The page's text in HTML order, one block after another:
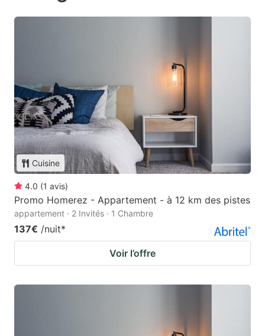
Cuisine
4.0 (1 avis)
Promo Homerez - Appartement - à 12 km des pistes
appartement · 2 Invités · 1 Chambre
137€ /nuit*
Voir l’offre